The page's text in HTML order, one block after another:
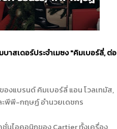
บาสเดอร์ประจำเมซง"คิมเบอร์ลี่,ต่อ
งแบรนด์ คิมเบอร์ลี่ แอน โวลเทมัส,
ะพีพี-กฤษฏ์ อำนวยเดชกร
นไอคอนิกของ Cartier ทั้งเครื่อง